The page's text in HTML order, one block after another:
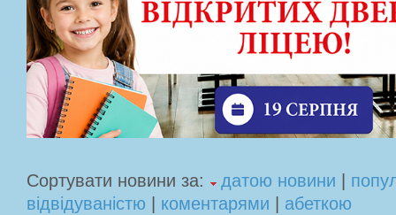
Сортувати новини за: датою новини
відвідуваністю
коментарями
абеткою